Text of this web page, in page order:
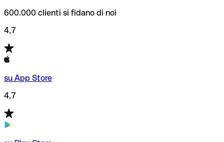
600.000 clienti si fidano di noi
4,7
su App Store
4,7